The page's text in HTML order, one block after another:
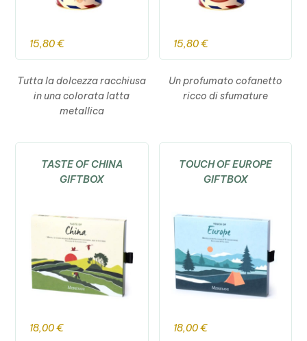
15,80€
Tutta la dolcezza racchiusa
in una colorata latta
metallica
15,80€
Un profumato cofanetto
ricco di sfumature
TASTE OF CHINA
GIFTBOX
18,00€
TOUCH OF EUROPE
GIFTBOX
18,00€